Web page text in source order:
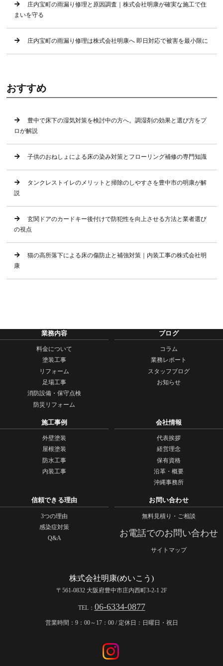
庄内宝町の雨漏り修理と原因調査｜株式会社明康が確実な施工で住
まいを守る
庄内宝町の雨漏り修理は株式会社明康へ 即日対応で被害を最小限に
おすすめ
豊中で床下の湿気対策を検討中の方へ。調湿剤の効果と選び方をプ
ロが解説
子供のおねしょによる床の染み対策とフローリング補修の専門知識
タンクレストイレのメリットと掃除のしやすさを豊中市の明康が解
説
玄関ドアのカードキー後付けで防犯性を向上させる方法と業者選び
の視点
猫の高所落下による床の傷防止と補強対策｜内装工事の株式会社明
康
業務内容
料金について
塗装工事
リフォーム
足場工事
消防設備・保守点検
防災リフォーム
ブログ
コラム
業務レポート
スタッフブログ
お知らせ
施工事例
外壁塗装
屋根塗装
防水工事
内装工事
会社情報
代表挨拶
経営理念
保有資格
沿革・概要
沖縄事務所
信頼できる理由
3つの理由
感染症対策
Q&A
お問い合わせ
無料見積り・ご相談
お電話でのお問い合わせ
サイトマップ
株式会社明康(めいこう)
〒561-0832 大阪府豊中市庄内西町3-2-1 2F
TEL： 06-6334-0877
営業時間：9：00～17：00 / 定休日：日曜日・祝日